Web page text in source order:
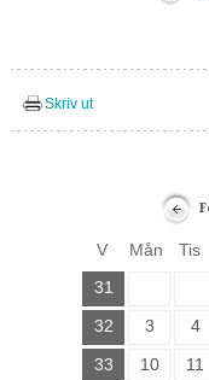
Skriv ut
V Mån Tis
31
32
3 4
33
10 11